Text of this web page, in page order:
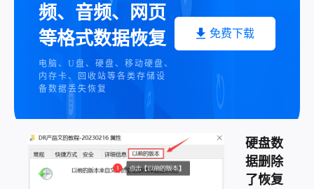
频、音频、网页
等格式数据恢复
电脑、U盘、硬盘、移动硬盘、
内存卡、回收站等各类存储设
备数据丢失恢复
免费下载
硬盘数
据删除
了恢复